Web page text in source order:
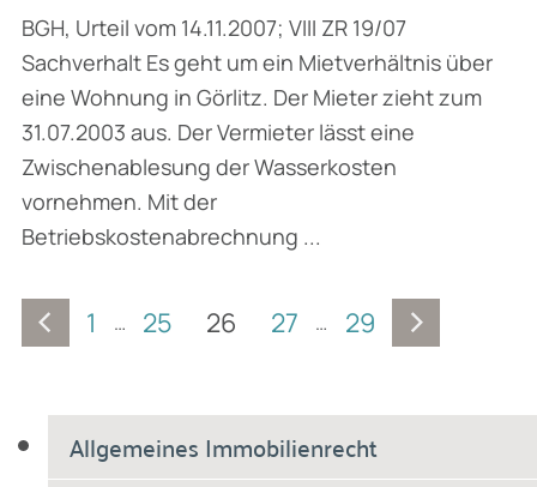
Allgemeines Immobilienrecht
BGH, Urteil vom 14.11.2007; VIII ZR 19/07
Sachverhalt Es geht um ein Mietverhältnis über
eine Wohnung in Görlitz. Der Mieter zieht zum
31.07.2003 aus. Der Vermieter lässt eine
Zwischenablesung der Wasserkosten
vornehmen. Mit der
Betriebskostenabrechnung ...
1 … 25 26 27 … 29